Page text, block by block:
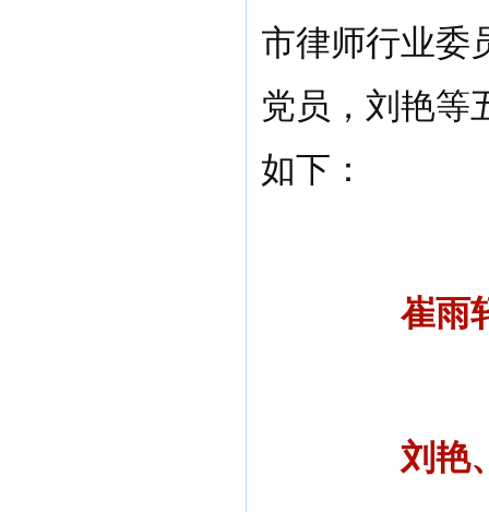
关于给予王道发律师“中止会员权利三个月”行业纪律处分...
申请律师执业人员实习考核结果公示市律师行业委
党员，刘艳等
如下：
崔雨
刘艳